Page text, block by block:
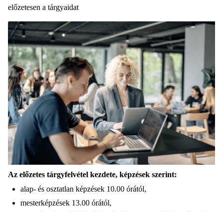
előzetesen a tárgyaidat
Az előzetes tárgyfelvétel kezdete, képzések szerint:
alap- és osztatlan képzések 10.00 órától,
mesterképzések 13.00 órától,